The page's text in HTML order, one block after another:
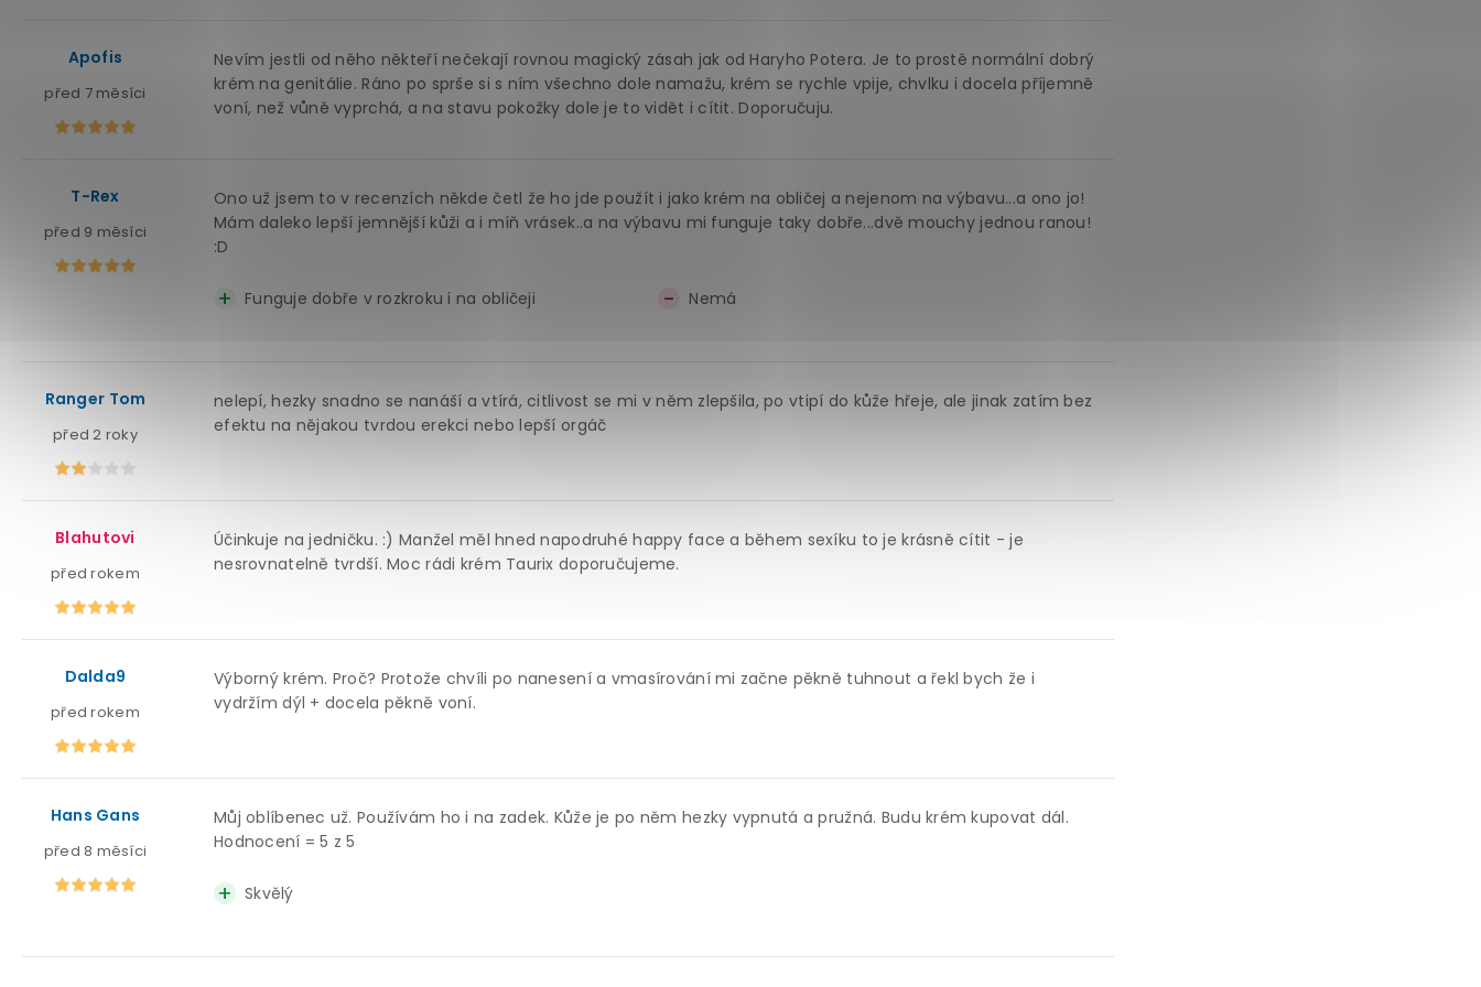
Apofis
před 7 měsíci
Nevím jestli od něho někteří nečekají rovnou magický zásah jak od Haryho Potera. Je to prostě normální dobrý
krém na genitálie. Ráno po sprše si s ním všechno dole namažu, krém se rychle vpije, chvlku i docela příjemně
voní, než vůně vyprchá, a na stavu pokožky dole je to vidět i cítit. Doporučuju.
T-Rex
před 9 měsíci
Ono už jsem to v recenzích někde četl že ho jde použít i jako krém na obličej a nejenom na výbavu...a ono jo!
Mám daleko lepší jemnější kůži a i míň vrásek..a na výbavu mi funguje taky dobře...dvě mouchy jednou ranou!
:D
Funguje dobře v rozkroku i na obličeji Nemá
Ranger Tom
před 2 roky
nelepí, hezky snadno se nanáší a vtírá, citlivost se mi v něm zlepšila, po vtipí do kůže hřeje, ale jinak zatím bez
efektu na nějakou tvrdou erekci nebo lepší orgáč
Blahutovi
před rokem
Účinkuje na jedničku. :) Manžel měl hned napodruhé happy face a během sexíku to je krásně cítit - je
nesrovnatelně tvrdší. Moc rádi krém Taurix doporučujeme.
Dalda9
před rokem
Výborný krém. Proč? Protože chvíli po nanesení a vmasírování mi začne pěkně tuhnout a řekl bych že i
vydržím dýl + docela pěkně voní.
Hans Gans
před 8 měsíci
Můj oblíbenec už. Používám ho i na zadek. Kůže je po něm hezky vypnutá a pružná. Budu krém kupovat dál.
Hodnocení = 5 z 5
Skvělý